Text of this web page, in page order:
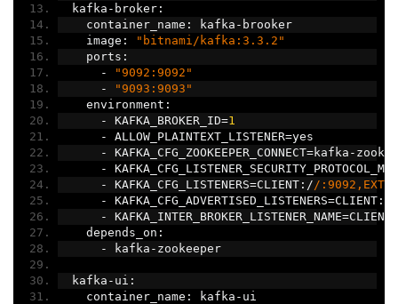
  kafka
- broker:
    container_name
: kafka - brooker
    image
:
"bitnami/kafka:3.3.2"
    ports
:
-
"9092:9092"
-
"9093:9093"
    environment
:
- KAFKA_BROKER_ID=1
- ALLOW_PLAINTEXT_LISTENER=yes
- KAFKA_CFG_ZOOKEEPER_CONNECT=kafka -
- KAFKA_CFG_LISTENER_SECURITY_PROTOCOL_MAP
- KAFKA_CFG_LISTENERS=CLIENT:/ /
- KAFKA_CFG_ADVERTISED_LISTENERS=CLIENT:/
- KAFKA_INTER_BROKER_LISTENER_NAME=CLIENT
    depends_on
:
- kafka - zookeeper
  kafka
- ui :
    container_name
: kafka - ui